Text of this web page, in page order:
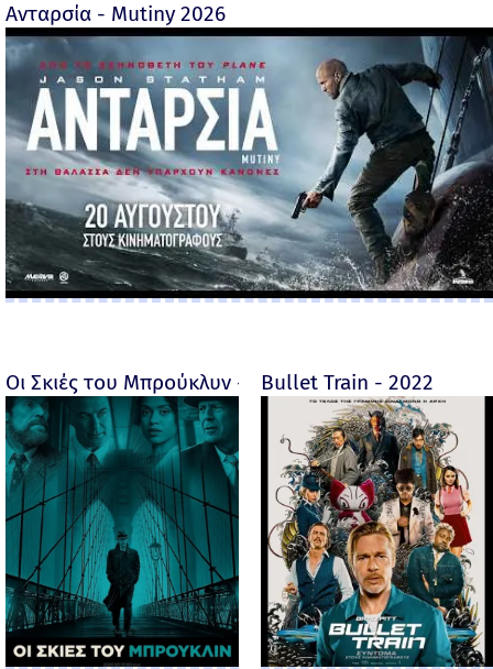
Ανταρσία - Mutiny 2026
Οι Σκιές του Μπρούκλυν - Motherless Brooklyn -
Bullet Train - 2022